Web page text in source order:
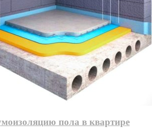
пола в квартире